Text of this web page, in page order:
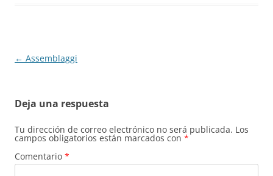
Navegación
← Assemblaggi
Deja una respuesta
Tu dirección de correo electrónico no será publicada. Los
campos obligatorios están marcados con *
Comentario *